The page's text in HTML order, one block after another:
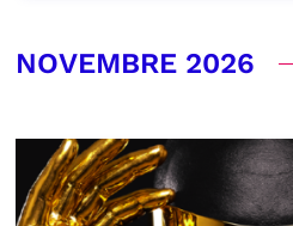
NOVEMBRE 2026